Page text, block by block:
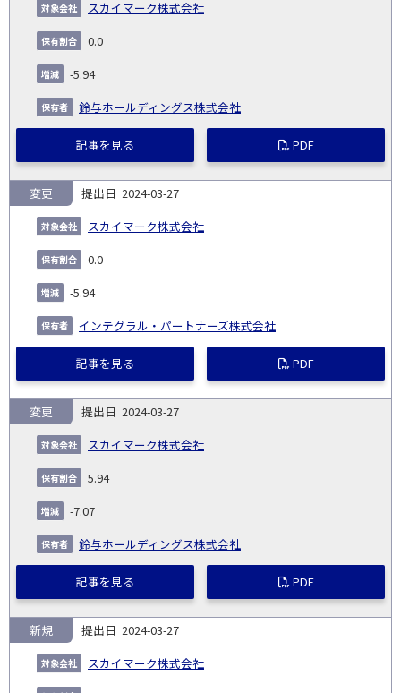
スカイマーク株式会社
0.0
-5.94
鈴与ホールディングス株式会社
記事を見る PDF
2024-03-27
スカイマーク株式会社
変更
0.0
-5.94
インテグラル・パートナーズ株式会社
記事を見る PDF
2024-03-27
スカイマーク株式会社
変更
5.94
-7.07
鈴与ホールディングス株式会社
記事を見る PDF
2024-03-27
スカイマーク株式会社
新規